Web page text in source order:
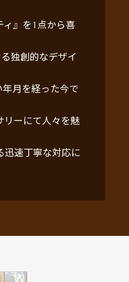
ィ』を1点から喜
独創的なデザイ
月を経った今で
リーにて人々を魅
迅速丁寧な対応に